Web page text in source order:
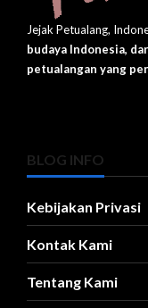
Jejak Petualang,
budaya Indonesia,
petualangan yang
BLOG INFO
Kebijakan Privasi
Kontak Kami
Tentang Kami